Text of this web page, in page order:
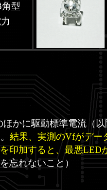
型
かに駆動標準電流（
結果、実測のVfがデー
印加すると、最悪LED
忘れないこと）